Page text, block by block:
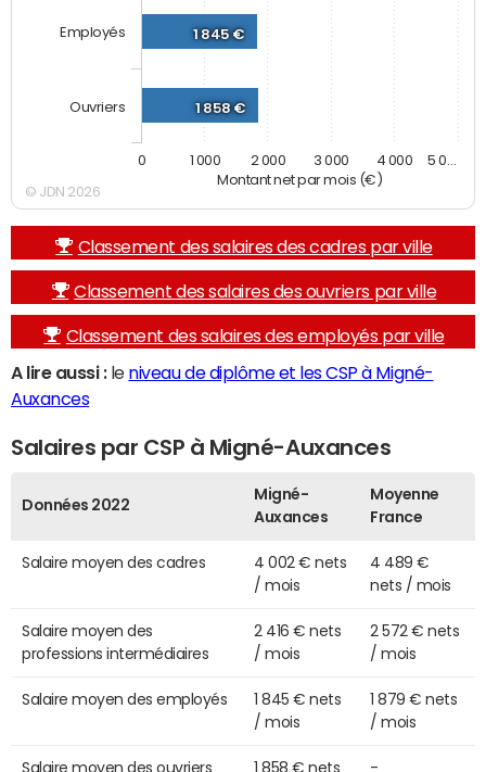
Montant net par mois (€)
1 845 €
1 858 €
Employés
Ouvriers
0 1 000 2 000 3 000 4 000 5 0…
© JDN 2026
Classement des salaires des cadres par ville
Classement des salaires des ouvriers par ville
Classement des salaires des employés par ville
A lire aussi :le niveau de diplôme et les CSP à Migné-
Auxances
Salaires par CSP à Migné-Auxances
Données 2022
Migné-
Auxances
Moyenne
France
Salaire moyen des cadres
4 002 € nets
/ mois
4 489 €
nets / mois
Salaire moyen des
professions intermédiaires
2 416 € nets
/ mois
2 572 € nets
/ mois
Salaire moyen des employés
1 845 € nets
/ mois
1 879 € nets
/ mois
Salaire moyen des ouvriers 1 858 € nets -